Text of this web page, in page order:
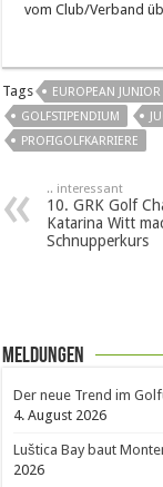
vom Club/Verband
Tags EUROPEAN JUNIOR
GOLFSTIPENDIUM
PROFIGOLFKARRIERE
.. interessant
10. GRK Golf
Katarina Witt
Schnupperkurs
Meldungen
Der neue Trend im
4. August 2026
Luštica Bay baut
2026